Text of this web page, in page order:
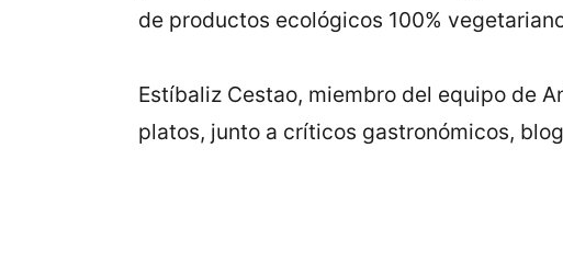
de productos ecológicos 100%
Estíbaliz Cestao, miembro del equipo de
platos, junto a críticos gastronómicos,